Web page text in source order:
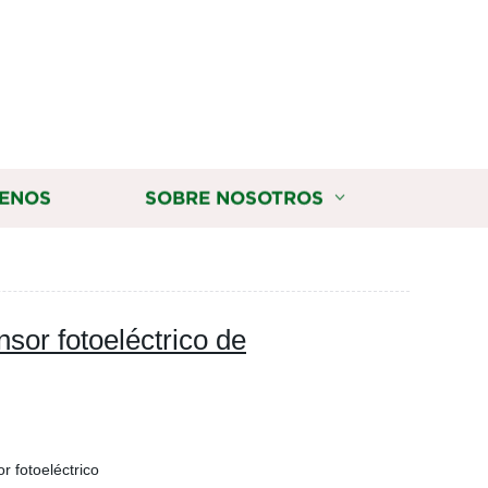
SOBRE NOSOTROS
fotoeléctrico de
fotoeléctrico